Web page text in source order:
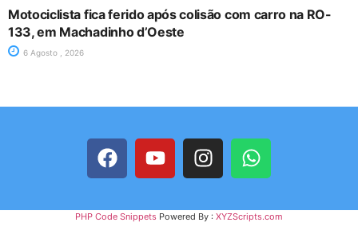
Motociclista fica ferido após colisão com carro na RO-
133, em Machadinho d’Oeste
6 Agosto , 2026
PHP Code Snippets Powered By : XYZScripts.com